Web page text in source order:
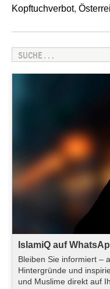
Kopftuchverbot,
IslamiQ auf
Bleiben Sie informiert –
Hintergründe und
und Muslime direkt auf